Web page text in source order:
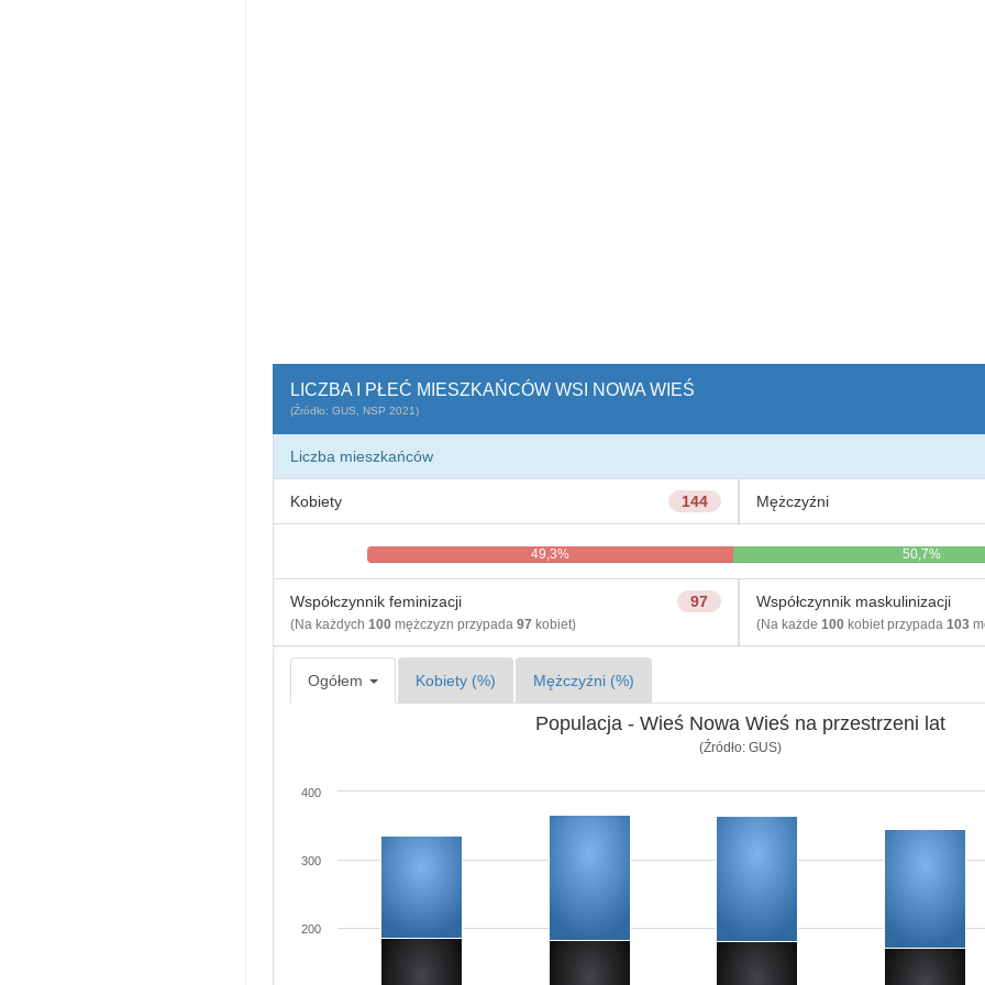
LICZBA I PŁEĆ MIESZKAŃCÓW WSI NOWA WIEŚ
(Źródło: GUS, NSP 2021)
Liczba mieszkańców
144
Kobiety Mężczyźni
49,3% 50,7%
97
Współczynnik feminizacji
(Na każdych 100mężczyzn przypada 97 kobiet)
Współczynnik maskulinizacji
(Na każde 100kobiet przypada 103
Ogółem Kobiety (%) Mężczyźni (%)
Populacja - Wieś Nowa Wieś na przestrzeni lat
(Źródło: GUS)
200
300
400